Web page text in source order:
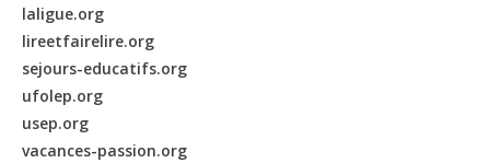
laligue.org
lireetfairelire.org
sejours-educatifs.org
ufolep.org
usep.org
vacances-passion.org